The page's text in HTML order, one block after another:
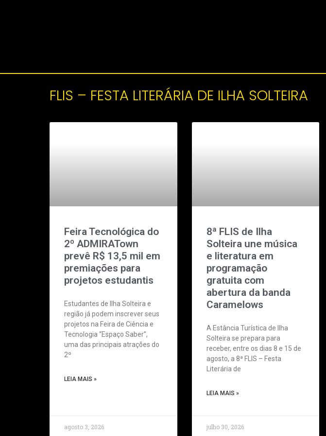
FLIS – FESTA LITERÁRIA DE ILHA SOLTEIRA
Feira Tecnológica do
2º ADMIRATown
prevê R$ 13,5 mil em
premiações para
projetos estudantis
Estudantes de Ilha Solteira e
região já podem inscrever seus
projetos na Feira de Ciência e
Tecnologia “Espaço Saber”,
uma das principais atrações do
2º
LEIA MAIS »
agosto 3, 2026
8ª FLIS de Ilha
Solteira une música
e literatura em
programação
gratuita com
abertura da banda
Caramelows
A Estância Turística de Ilha
Solteira se prepara para
receber, entre os dias 8 e 15 de
agosto, a 8ª FLIS – Festa
Literária de
LEIA MAIS »
julho 30, 2026